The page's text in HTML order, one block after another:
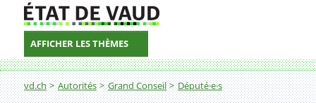
AFFICHER LES THÈMES
Fil d'Ariane
vd.ch Autorités Grand Conseil Député·e·s